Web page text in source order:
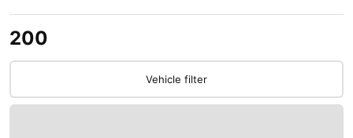
200
Vehicle filter